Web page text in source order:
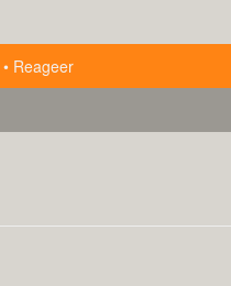
Reageer